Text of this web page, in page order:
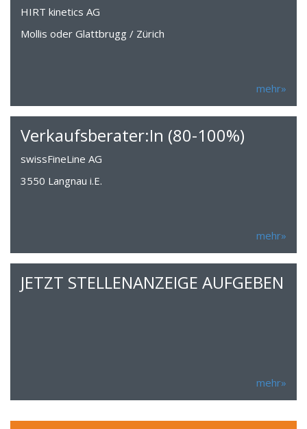
HIRT kinetics AG
Mollis oder Glattbrugg / Zürich
mehr»
Verkaufsberater:In (80-100%)
swissFineLine AG
3550 Langnau i.E.
mehr»
JETZT STELLENANZEIGE AUFGEBEN
mehr»